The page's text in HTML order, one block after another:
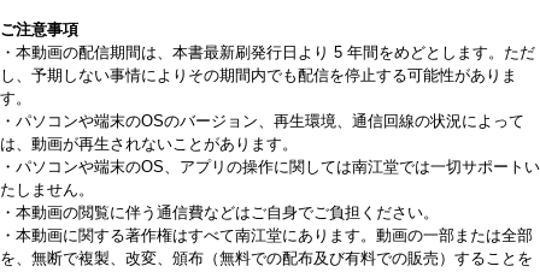
ご注意事項
・本動画の配信期間は、本書最新刷発行日より 5 年間をめどとします。ただ
し、予期しない事情によりその期間内でも配信を停止する可能性がありま
す。
・パソコンや端末のOSのバージョン、再生環境、通信回線の状況によって
は、動画が再生されないことがあります。
・パソコンや端末のOS、アプリの操作に関しては南江堂では一切サポートい
たしません。
・本動画の閲覧に伴う通信費などはご自身でご負担ください。
・本動画に関する著作権はすべて南江堂にあります。動画の一部または全部
を、無断で複製、改変、頒布（無料での配布及び有料での販売）することを